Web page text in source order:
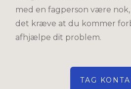
med en fagperson være nok,
det kræve at du kommer
afhjælpe dit problem.
TAG